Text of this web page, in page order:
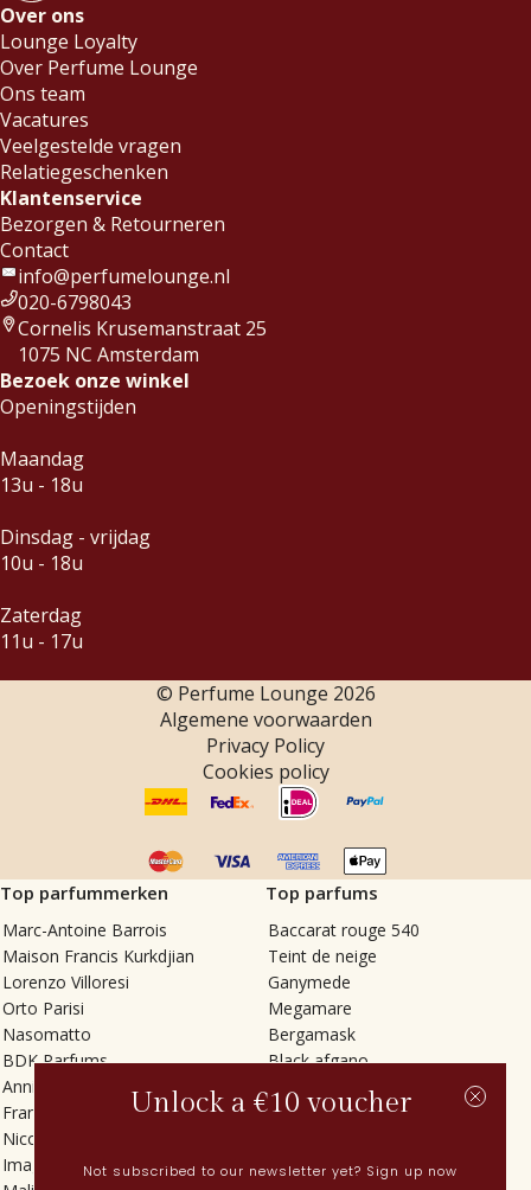
Over ons
Lounge Loyalty
Over Perfume Lounge
Ons team
Vacatures
Veelgestelde vragen
Relatiegeschenken
Klantenservice
Bezorgen & Retourneren
Contact
info@perfumelounge.nl
020-6798043
Cornelis Krusemanstraat 25
1075 NC Amsterdam
Bezoek onze winkel
Openingstijden
Maandag
13u - 18u
Dinsdag - vrijdag
10u - 18u
Zaterdag
11u - 17u
© Perfume Lounge 2026
Algemene voorwaarden
Privacy Policy
Cookies policy
Top parfummerken
Marc-Antoine Barrois
Maison Francis Kurkdjian
Lorenzo Villoresi
Orto Parisi
Nasomatto
BDK Parfums
Annindriya
Francesca Bianchi
Nicolaï
Imaginary Authors
Top parfums
Baccarat rouge 540
Teint de neige
Ganymede
Megamare
Bergamask
Black afgano
Tilia
Vetiver Rain
Unlock a €10 voucher
Not subscribed to our newsletter yet? Sign up now